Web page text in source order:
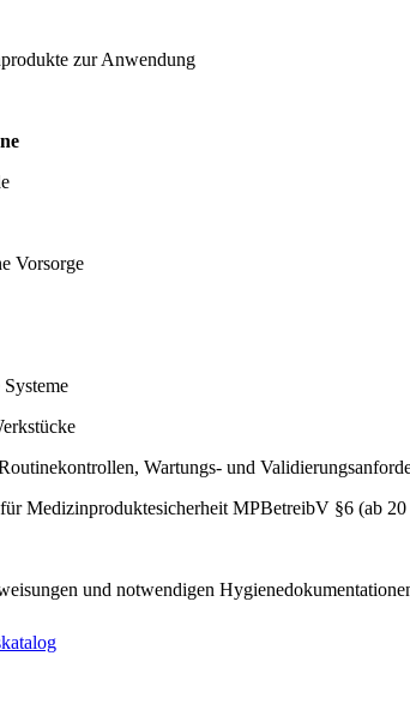
zur Anwendung
Vorsorge
Wartungs- und
Medizinproduktesicherheit MPBetreibV §6 (ab
und notwendigen